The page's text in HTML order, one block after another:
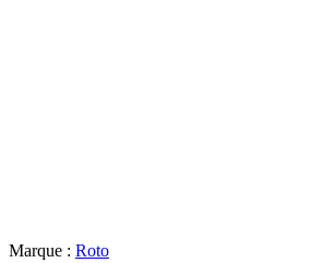
Marque : Roto